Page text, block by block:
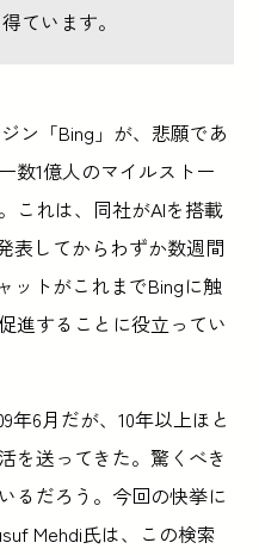
ています。
ン「Bing」が、悲願であ
数1億人のマイルストー
これは、同社がAIを搭載
表してからわずか数週間
ットがこれまでBingに触
進することに役立ってい
年6月だが、10年以上ほと
を送ってきた。驚くべき
るだろう。今回の快挙に
Mehdi氏は、この検索